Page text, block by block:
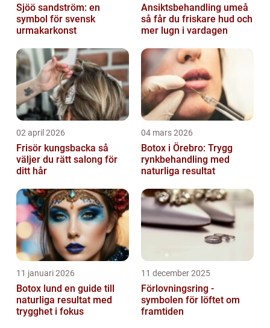
Sjöö sandström: en
symbol för svensk
urmakarkonst
Ansiktsbehandling umeå
så får du friskare hud och
mer lugn i vardagen
02 april 2026
Frisör kungsbacka så
väljer du rätt salong för
ditt hår
04 mars 2026
Botox i Örebro: Trygg
rynkbehandling med
naturliga resultat
11 januari 2026
Botox lund en guide till
naturliga resultat med
trygghet i fokus
11 december 2025
Förlovningsring -
symbolen för löftet om
framtiden